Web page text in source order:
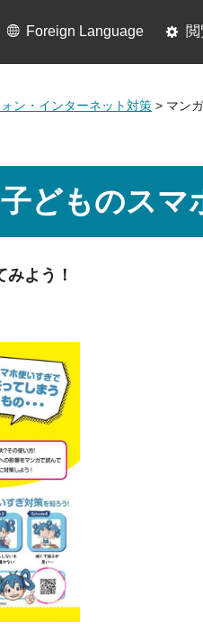
Foreign Language
ン・インターネット対策 > マン
どものスマ
よう！